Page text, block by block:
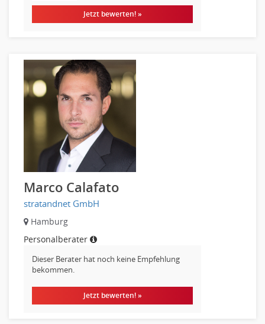
Wirtschaftsingenieur
Technisches Gebäudemanagement (TGM)
Datenbanken
Embedded Systems
Helpdesk
IT Leitung, Teamleitung
Projektmanagement
IT Prozessmanagement
Qualitätssicherung, Qualitätsprüfung
SAP/ERP-Beratung, Entwicklung
Systemadministration, Netzwerkadministration
Training
Web-Entwicklung
Jetzt bewerten! »
Marco Calafato
stratandnet GmbH
Hamburg
Personalberater
Dieser Berater hat noch keine Empfehlung
bekommen.
Jetzt bewerten! »